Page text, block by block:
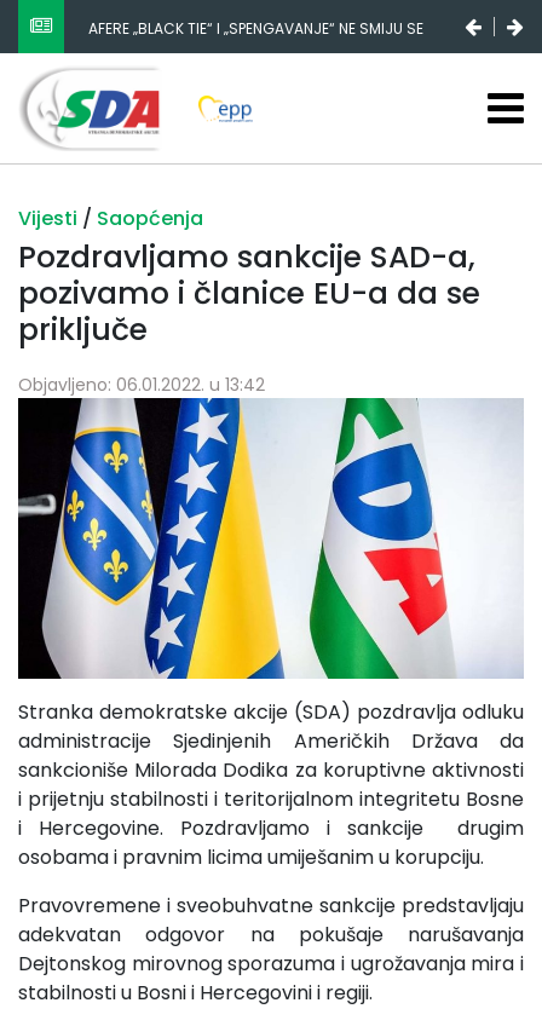
AFERE „BLACK TIE“ I „SPENGAVANJE“ NE SMIJU SE
ZATAŠKATI
Vijesti / Saopćenja
Pozdravljamo sankcije SAD-a,
pozivamo i članice EU-a da se
priključe
Objavljeno: 06.01.2022. u 13:42
Stranka demokratske akcije (SDA) pozdravlja odluku
administracije Sjedinjenih Američkih Država da
sankcioniše Milorada Dodika za koruptivne aktivnosti
i prijetnju stabilnosti i teritorijalnom integritetu Bosne
i Hercegovine. Pozdravljamo i sankcije drugim
osobama i pravnim licima umiješanim u korupciju.
Pravovremene i sveobuhvatne sankcije predstavljaju
adekvatan odgovor na pokušaje narušavanja
Dejtonskog mirovnog sporazuma i ugrožavanja mira i
stabilnosti u Bosni i Hercegovini i regiji.